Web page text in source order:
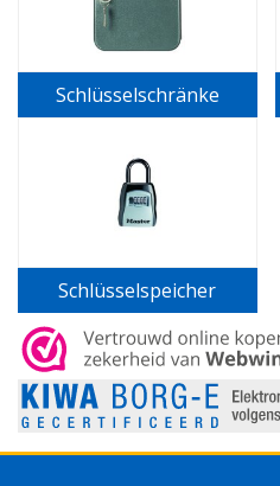
Schlüsselschränke
Schlüsselspeicher